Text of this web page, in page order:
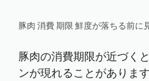
豚肉 消費 期限 鮮度が落ちる前に
豚肉の消費期限が近づく
ンが現れることがありま